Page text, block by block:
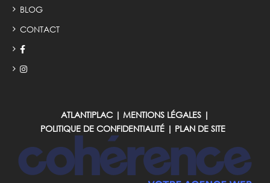
BLOG
CONTACT
ATLANTIPLAC | MENTIONS LÉGALES |
POLITIQUE DE CONFIDENTIALITÉ| PLAN DE SITE